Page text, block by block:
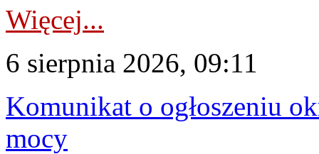
Więcej...
6 sierpnia 2026, 09:11
Komunikat o ogłoszeniu
mocy